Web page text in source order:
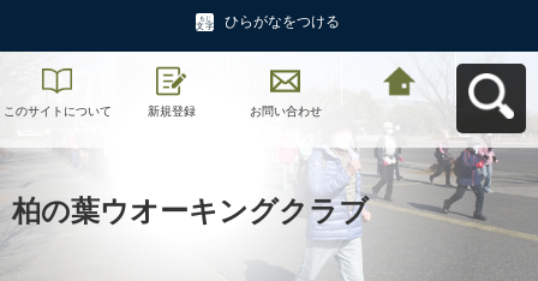
ひらがなをつける
このサイトについて 新規登録 お問い合わせ
サイト かしわん、ぽ
っ？へ戻る
柏の葉ウオーキングクラブ